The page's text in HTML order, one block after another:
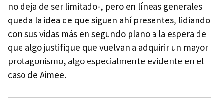
no deja de ser limitado-, pero en líneas generales
queda la idea de que siguen ahí presentes, lidiando
con sus vidas más en segundo plano a la espera de
que algo justifique que vuelvan a adquirir un mayor
protagonismo, algo especialmente evidente en el
caso de Aimee.